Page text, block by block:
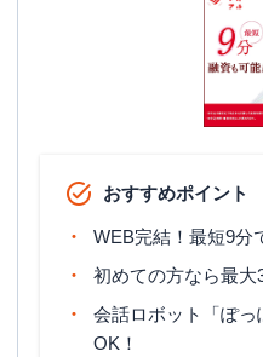
おすすめポイント
WEB完結！最短9分
初めての方なら最大
会話ロボット「ぽっ
OK！